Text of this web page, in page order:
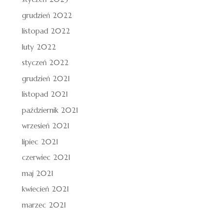
grudzień 2022
listopad 2022
luty 2022
styczeń 2022
grudzień 2021
listopad 2021
październik 2021
wrzesień 2021
lipiec 2021
czerwiec 2021
maj 2021
kwiecień 2021
marzec 2021